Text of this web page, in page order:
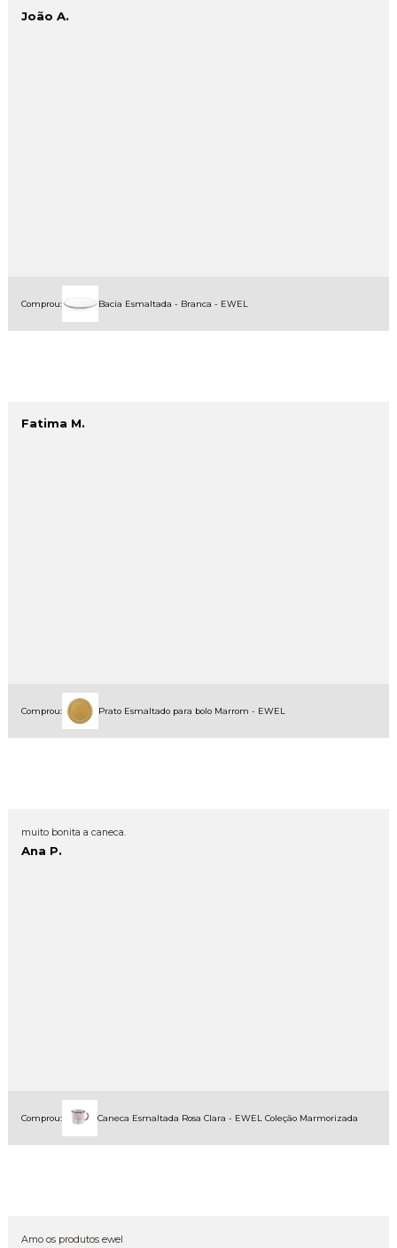
João A.
Comprou: Bacia Esmaltada - Branca - EWEL
Fatima M.
Comprou: Prato Esmaltado para bolo Marrom - EWEL
muito bonita a caneca.
Ana P.
Comprou: Caneca Esmaltada Rosa Clara - EWEL Coleção Marmorizada
Amo os produtos ewel